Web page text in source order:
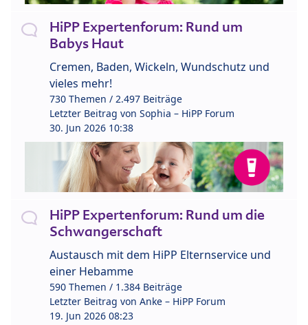
HiPP Expertenforum: Rund um
Babys Haut
Cremen, Baden, Wickeln, Wundschutz und
vieles mehr!
730 Themen / 2.497 Beiträge
Letzter Beitrag von Sophia – HiPP Forum
30. Jun 2026 10:38
HiPP Expertenforum: Rund um die
Schwangerschaft
Austausch mit dem HiPP Elternservice und
einer Hebamme
590 Themen / 1.384 Beiträge
Letzter Beitrag von Anke – HiPP Forum
19. Jun 2026 08:23